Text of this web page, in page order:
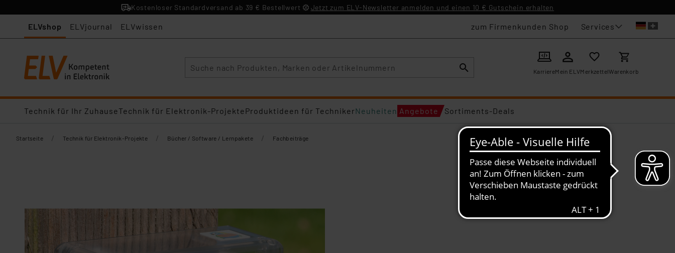
Kostenloser Standardversand ab 39 € Bestellwert Jetzt zum ELV-Newsletter anmelden und einen 10 € Gutschein erhalten
ELVshop ELVjournal ELVwissen zum Firmenkunden Shop Services
KarriereMein ELVMerkzettelWarenkorb
Technik für Ihr ZuhauseTechnik für Elektronik-ProjekteProduktideen für TechnikerNeuheiten Angebote Sortiments-Deals
Startseite / Technik für Elektronik-Projekte / Bücher / Software / Lernpakete / Fachbeiträge